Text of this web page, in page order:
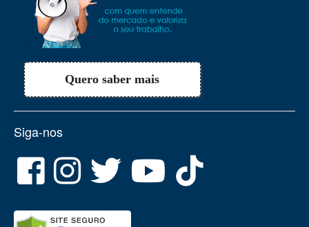
Quero saber mais
Siga-nos